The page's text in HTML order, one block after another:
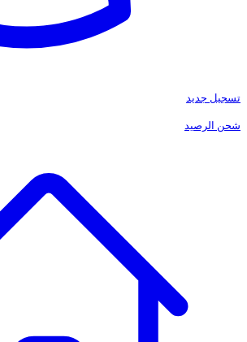
تسجيل جديد
شحن الرصيد